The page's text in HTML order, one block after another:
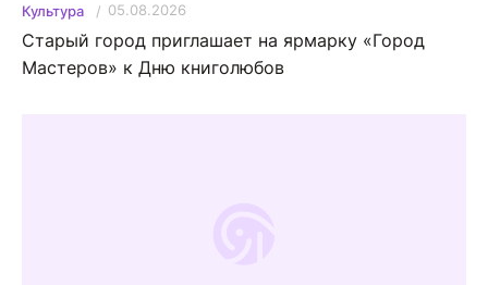
Культура 05.08.2026
Старый город приглашает на ярмарку «Город
Мастеров» к Дню книголюбов